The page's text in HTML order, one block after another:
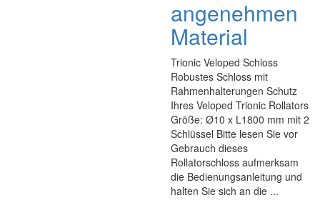
angenehmen
Material
Trionic Veloped Schloss
Robustes Schloss mit
Rahmenhalterungen Schutz
Ihres Veloped Trionic Rollators
Größe: Ø10 x L1800 mm mit 2
Schlüssel Bitte lesen Sie vor
Gebrauch dieses
Rollatorschloss aufmerksam
die Bedienungsanleitung und
halten Sie sich an die ...